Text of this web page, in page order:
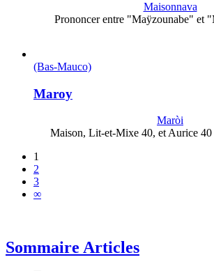
Maisonnava
Prononcer entre "Maÿzounabe" et
(Bas-Mauco)
Maroy
Maròi
Maison, Lit-et-Mixe 40, et Aurice
1
2
3
∞
Sommaire Articles